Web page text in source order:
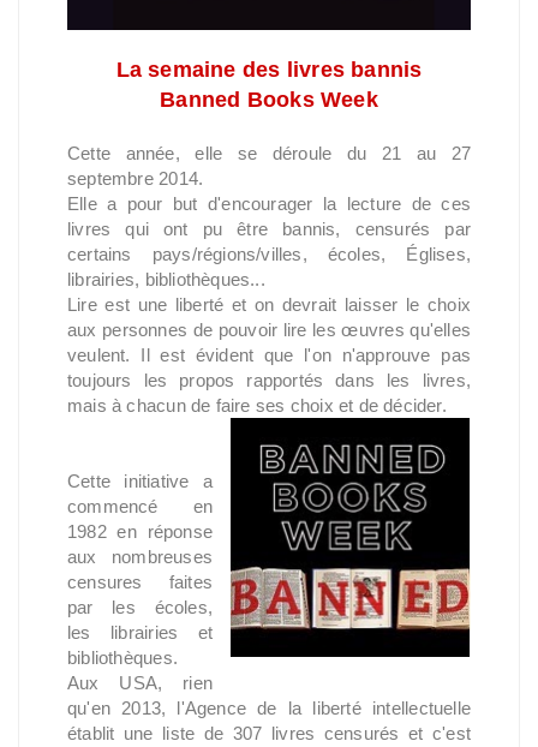
La semaine des livres bannis
Banned Books Week
Cette année, elle se déroule du 21 au 27
septembre 2014.
Elle a pour but d'encourager la lecture de ces
livres qui ont pu être bannis, censurés par
certains pays/régions/villes, écoles, Églises,
librairies, bibliothèques...
Lire est une liberté et on devrait laisser le choix
aux personnes de pouvoir lire les œuvres qu'elles
veulent. Il est évident que l'on n'approuve pas
toujours les propos rapportés dans les livres,
mais à chacun de faire ses choix et de décider.
Cette initiative a
commencé en
1982 en réponse
aux nombreuses
censures faites
par les écoles,
les librairies et
bibliothèques.
Aux USA, rien
qu'en 2013, l'Agence de la liberté intellectuelle
établit une liste de 307 livres censurés et c'est